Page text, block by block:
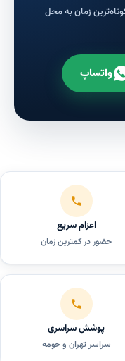
زمان به محل
واتساپ
اعزام سریع
حضور در کمترین زمان
پوشش سراسری
سراسر تهران و حومه